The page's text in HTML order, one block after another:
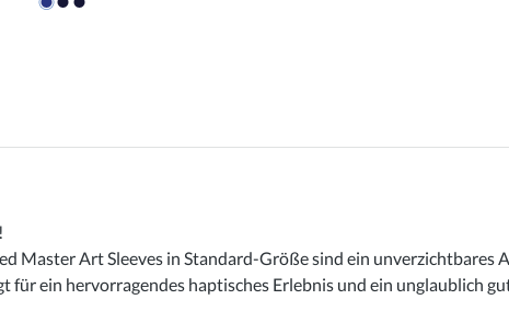
Art Sleeves in Standard-Größe sind ein unverzichtbares
ein hervorragendes haptisches Erlebnis und ein unglaublich